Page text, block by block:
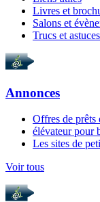
Livres et
Salons et
Trucs et astuces
Annonces
Offres de prêts
élévateur pour
Les sites de
Voir tous